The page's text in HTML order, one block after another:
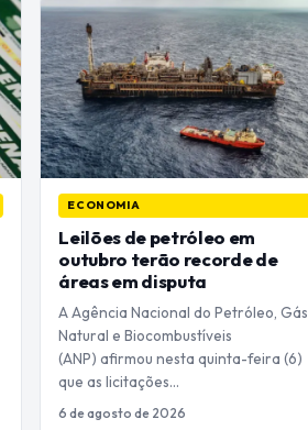
ECONOMIA
Leilões de petróleo em
outubro terão recorde de
áreas em disputa
A Agência Nacional do Petróleo, Gás
Natural e Biocombustíveis
(ANP) afirmou nesta quinta-feira (6)
que as licitações…
6 de agosto de 2026